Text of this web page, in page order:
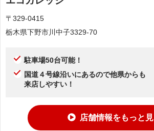
〒329-0415
栃木県下野市川中子3329-70
駐車場50台可能！
国道４号線沿いにあるので他県からも
来店しやすい！
店舗情報をもっと